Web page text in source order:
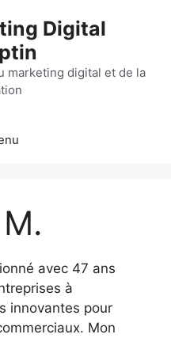
Digital
marketing digital et de la
avec 47 ans
à
innovantes pour
Mon